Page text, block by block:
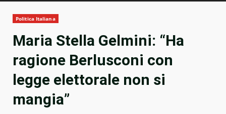
Politica Italiana
Maria Stella Gelmini: “Ha
ragione Berlusconi con
legge elettorale non si
mangia”